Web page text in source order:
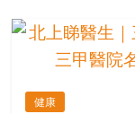
人
生。
健康